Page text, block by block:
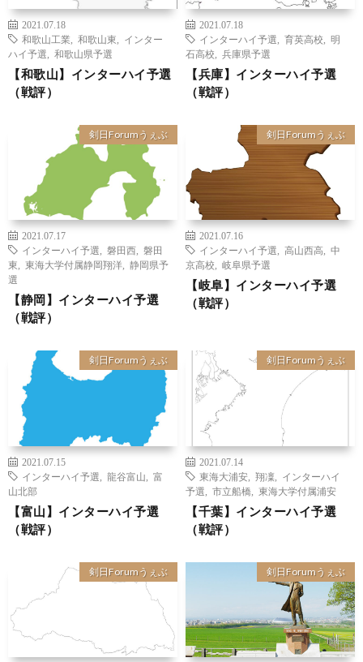
2021.07.18
和歌山工業
和歌山東
インター
ハイ予選
和歌山県予選
【和歌山】インターハイ予選
（戦評）
2021.07.18
インターハイ予選
育英高校
明
石高校
兵庫県予選
【兵庫】インターハイ予選
（戦評）
剣日Forumうぇぶ
2021.07.17
インターハイ予選
磐田西
磐田
東
東海大学付属静岡翔洋
静岡県予
選
【静岡】インターハイ予選
（戦評）
剣日Forumうぇぶ
2021.07.16
インターハイ予選
高山西高
中
京高校
岐阜県予選
【岐阜】インターハイ予選
（戦評）
剣日Forumうぇぶ
2021.07.15
インターハイ予選
龍谷富山
富
山北部
【富山】インターハイ予選
（戦評）
剣日Forumうぇぶ
2021.07.14
東海大浦安
翔凜
インターハイ
予選
市立船橋 東海大学付属浦安
【千葉】インターハイ予選
（戦評）
剣日Forumうぇぶ 剣日Forumうぇぶ